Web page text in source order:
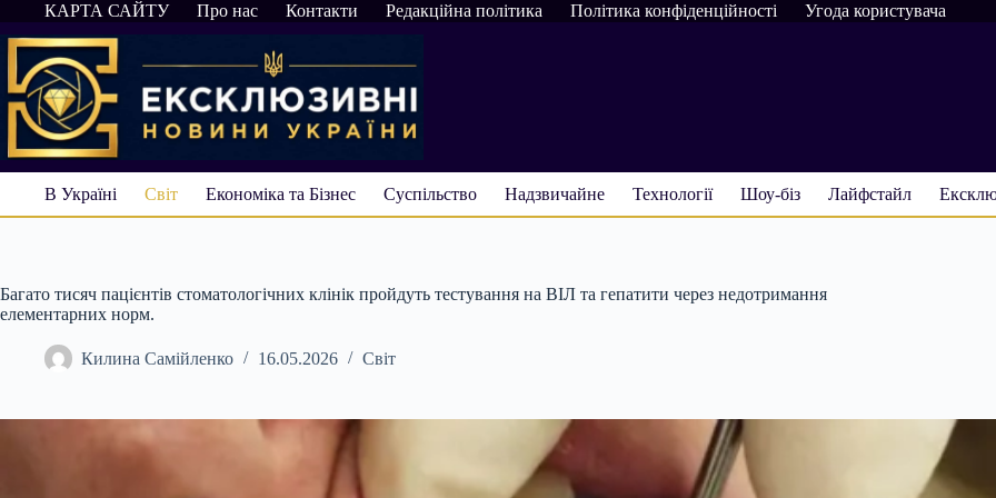
Перейти
до
вмісту
КАРТА САЙТУ Про нас Контакти Редакційна політика Політика конфіденційності Угода користувача
В Україні Світ Економіка та Бізнес Суспільство Надзвичайне Технології Шоу-біз Лайфстайл
Багато тисяч пацієнтів стоматологічних клінік пройдуть тестування на ВІЛ та гепатити через недотримання
елементарних норм.
Килина Самійленко 16.05.2026 Світ